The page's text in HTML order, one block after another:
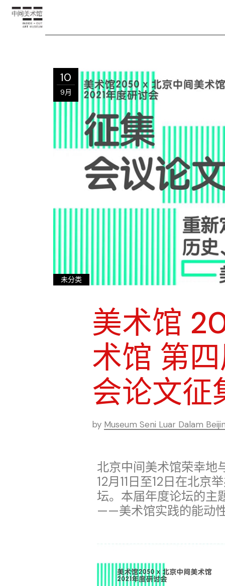
10
9月
未分类
美术馆
术馆 第
会论文征
by Museum Seni Luar Dalam
北京中间美术馆荣幸地
12月11日至12日在北京
坛。本届年度论坛的主
——美术馆实践的能动